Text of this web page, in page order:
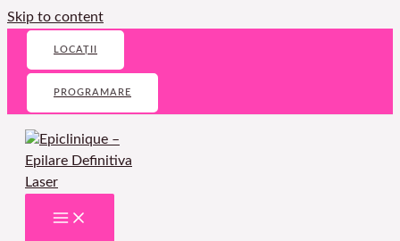
Skip to content
LOCAȚII
PROGRAMARE